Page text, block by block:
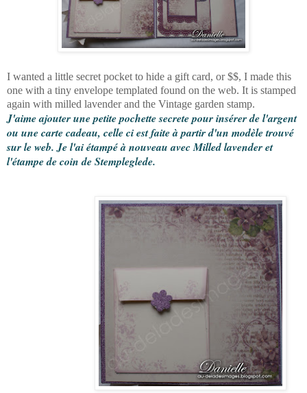
I wanted a little secret pocket to hide a gift card, or $$, I made this
one with a tiny envelope templated found on the web. It is stamped
again with milled lavender and the Vintage garden stamp.
J'aime ajouter une petite pochette secrete pour insérer de l'argent
ou une carte cadeau, celle ci est faite à partir d'un modèle trouvé
sur le web. Je l'ai étampé à nouveau avec Milled lavender et
l'étampe de coin de Stempleglede.